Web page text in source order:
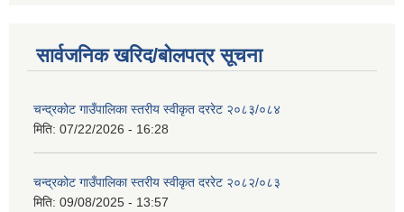
सार्वजनिक खरिद/बोलपत्र सूचना
चन्द्रकोट गाउँपालिका स्तरीय स्वीकृत दररेट २०८३/०८४
मिति: 07/22/2026 - 16:28
चन्द्रकोट गाउँपालिका स्तरीय स्वीकृत दररेट २०८२/०८३
मिति: 09/08/2025 - 13:57